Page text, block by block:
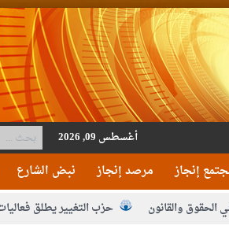
أغسطس 09, 2026
إنجاز مرصد إنجاز نبض الشارع
حزب التغيير يطلق
الحقوق والقانون